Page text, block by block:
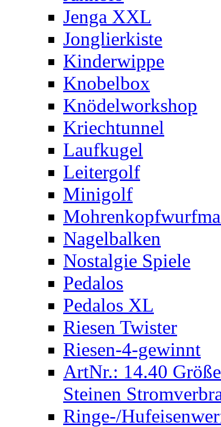
Jenga XXL
Jonglierkiste
Kinderwippe
Knobelbox
Knödelworkshop
Kriechtunnel
Laufkugel
Leitergolf
Minigolf
Nagelbalken
Nostalgie Spiele
Pedalos
Pedalos XL
Riesen Twister
Riesen-4-gewinnt
ArtNr.: 14.40
Steinen
Ringe-/